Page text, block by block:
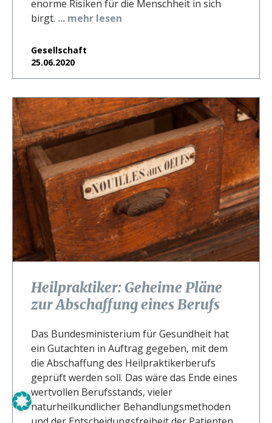
enorme Risiken für die Menschheit in sich
birgt. ... mehr lesen
Gesellschaft
25.06.2020
Heilpraktiker: Geheime Pläne
zur Abschaffung eines Berufs
Das Bundesministerium für Gesundheit hat
ein Gutachten in Auftrag gegeben, mit dem
die Abschaffung des Heilpraktikerberufs
geprüft werden soll. Das wäre das Ende eines
wertvollen Berufsstands, vieler
naturheilkundlicher Behandlungsmethoden